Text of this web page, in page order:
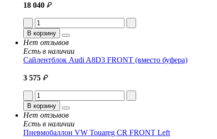
18 040 ₽
В корзину
Нет отзывов
Есть в наличии
Сайлентблок Audi A8D3 FRONT (вместо буфера)
3 575 ₽
В корзину
Нет отзывов
Есть в наличии
Пневмобаллон VW Touareg CR FRONT Left